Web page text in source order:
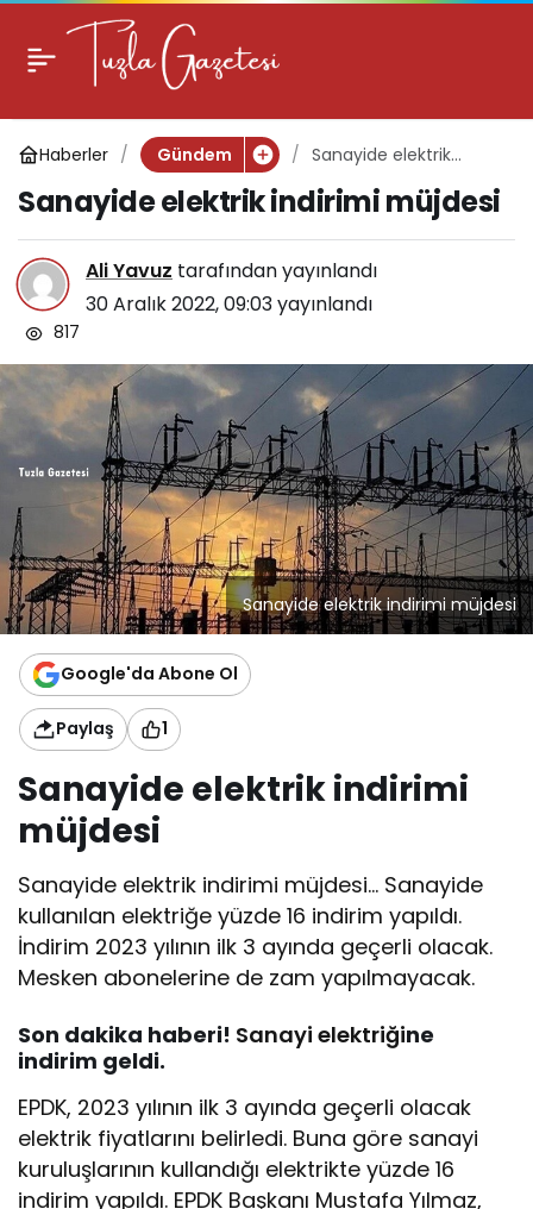
Haberler Gündem
Sanayide elektrik
Sanayide elektrik indirimi müjdesi
Ali Yavuz tarafından yayınlandı
30 Aralık 2022, 09:03yayınlandı
817
Sanayide elektrik indirimi müjdesi
Google'da Abone Ol
Paylaş 1
Sanayide elektrik indirimi
müjdesi
Sanayide elektrik indirimi müjdesi… Sanayide
kullanılan elektriğe yüzde 16 indirim yapıldı.
İndirim 2023 yılının ilk 3 ayında geçerli olacak.
Mesken abonelerine de zam yapılmayacak.
Son dakika haberi! Sanayi elektriğine
indirim geldi.
EPDK, 2023 yılının ilk 3 ayında geçerli olacak
elektrik fiyatlarını belirledi. Buna göre sanayi
kuruluşlarının kullandığı elektrikte yüzde 16
indirim yapıldı. EPDK Başkanı Mustafa Yılmaz,
Sanayide elektrik
indirimi müjdesi